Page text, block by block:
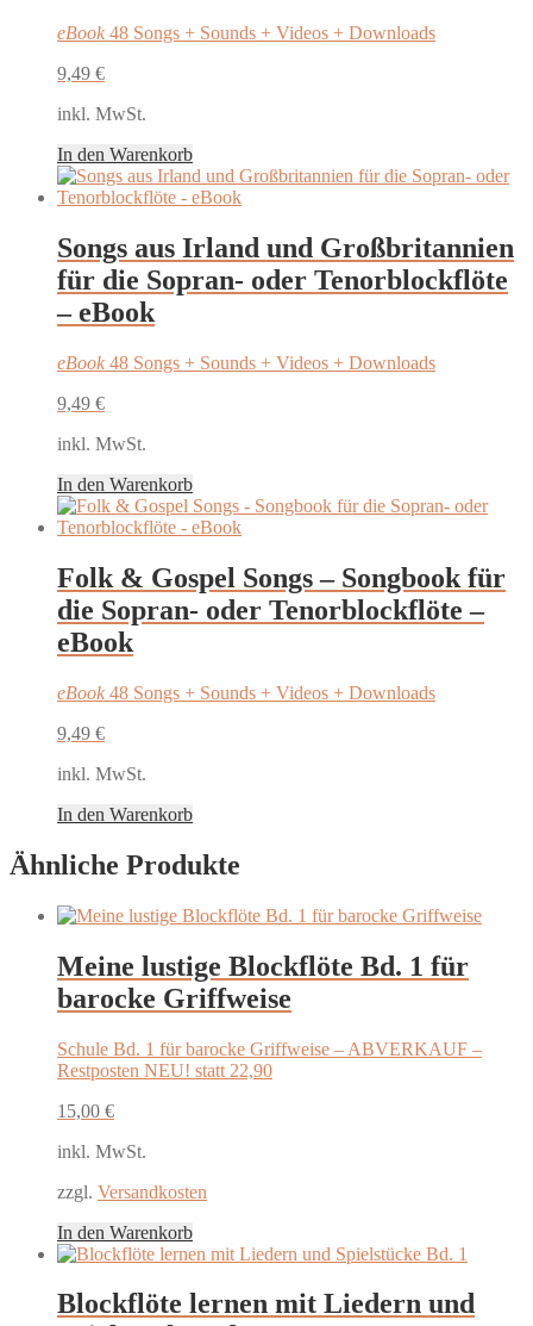
eBook 48 Songs + Sounds + Videos + Downloads
9,49 €
inkl. MwSt.
In den Warenkorb
Songs aus Irland und Großbritannien
für die Sopran- oder Tenorblockflöte
– eBook
eBook 48 Songs + Sounds + Videos + Downloads
9,49 €
inkl. MwSt.
In den Warenkorb
Folk & Gospel Songs – Songbook für
die Sopran- oder Tenorblockflöte –
eBook
eBook 48 Songs + Sounds + Videos + Downloads
9,49 €
inkl. MwSt.
In den Warenkorb
Ähnliche Produkte
Meine lustige Blockflöte Bd. 1 für
barocke Griffweise
Schule Bd. 1 für barocke Griffweise – ABVERKAUF –
Restposten NEU! statt 22,90
15,00 €
inkl. MwSt.
zzgl. Versandkosten
In den Warenkorb
Blockflöte lernen mit Liedern und